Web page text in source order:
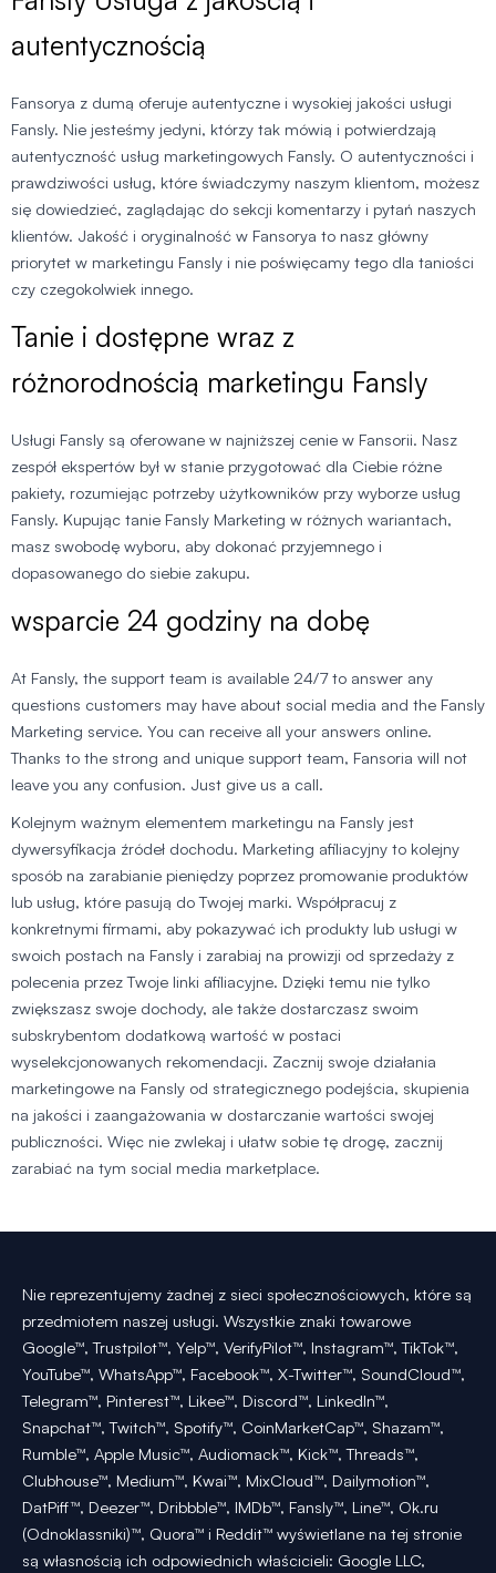
autentycznością
Fansorya z dumą oferuje autentyczne i wysokiej jakości usługi
Fansly. Nie jesteśmy jedyni, którzy tak mówią i potwierdzają
autentyczność usług marketingowych Fansly. O autentyczności i
prawdziwości usług, które świadczymy naszym klientom, możesz
się dowiedzieć, zaglądając do sekcji komentarzy i pytań naszych
klientów. Jakość i oryginalność w Fansorya to nasz główny
priorytet w marketingu Fansly i nie poświęcamy tego dla taniości
czy czegokolwiek innego.
Tanie i dostępne wraz z
różnorodnością marketingu Fansly
Usługi Fansly są oferowane w najniższej cenie w Fansorii. Nasz
zespół ekspertów był w stanie przygotować dla Ciebie różne
pakiety, rozumiejąc potrzeby użytkowników przy wyborze usług
Fansly. Kupując tanie Fansly Marketing w różnych wariantach,
masz swobodę wyboru, aby dokonać przyjemnego i
dopasowanego do siebie zakupu.
wsparcie 24 godziny na dobę
At Fansly, the support team is available 24/7 to answer any
questions customers may have about social media and the Fansly
Marketing service. You can receive all your answers online.
Thanks to the strong and unique support team, Fansoria will not
leave you any confusion. Just give us a call.
Kolejnym ważnym elementem marketingu na Fansly jest
dywersyfikacja źródeł dochodu. Marketing afiliacyjny to kolejny
sposób na zarabianie pieniędzy poprzez promowanie produktów
lub usług, które pasują do Twojej marki. Współpracuj z
konkretnymi firmami, aby pokazywać ich produkty lub usługi w
swoich postach na Fansly i zarabiaj na prowizji od sprzedaży z
polecenia przez Twoje linki afiliacyjne. Dzięki temu nie tylko
zwiększasz swoje dochody, ale także dostarczasz swoim
subskrybentom dodatkową wartość w postaci
wyselekcjonowanych rekomendacji. Zacznij swoje działania
marketingowe na Fansly od strategicznego podejścia, skupienia
na jakości i zaangażowania w dostarczanie wartości swojej
publiczności. Więc nie zwlekaj i ułatw sobie tę drogę, zacznij
zarabiać na tym social media marketplace.
Nie reprezentujemy żadnej z sieci społecznościowych, które są
przedmiotem naszej usługi. Wszystkie znaki towarowe
Google™, Trustpilot™, Yelp™, VerifyPilot™, Instagram™, TikTok™,
YouTube™, WhatsApp™, Facebook™, X-Twitter™, SoundCloud™,
Telegram™, Pinterest™, Likee™, Discord™, LinkedIn™,
Snapchat™, Twitch™, Spotify™, CoinMarketCap™, Shazam™,
Rumble™, Apple Music™, Audiomack™, Kick™, Threads™,
Clubhouse™, Medium™, Kwai™, MixCloud™, Dailymotion™,
DatPiff™, Deezer™, Dribbble™, IMDb™, Fansly™, Line™, Ok.ru
(Odnoklassniki)™, Quora™ i Reddit™ wyświetlane na tej stronie
są własnością ich odpowiednich właścicieli: Google LLC,